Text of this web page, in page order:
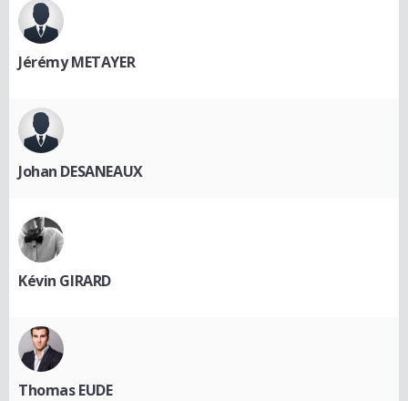
Jérémy METAYER
Johan DESANEAUX
Kévin GIRARD
Thomas EUDE